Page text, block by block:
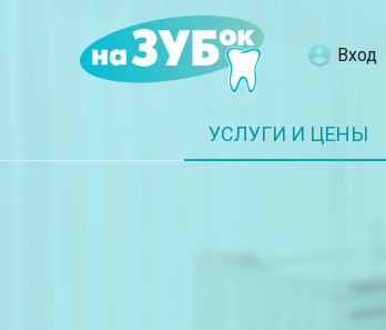
Вход
УСЛУГИ И ЦЕНЫ